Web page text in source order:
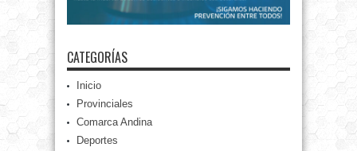
CATEGORÍAS
Inicio
Provinciales
Comarca Andina
Deportes